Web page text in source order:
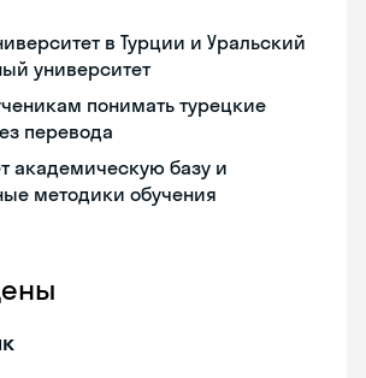
в Турции и Уральский
университет
понимать турецкие
перевода
академическую базу и
методики обучения